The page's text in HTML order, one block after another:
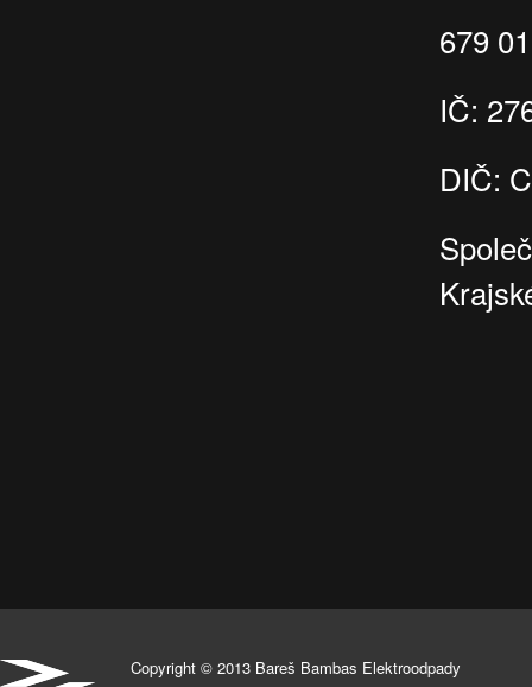
679
IČ:
DIČ:
Copyright © 2013 Bareš Bambas Elektroodpady